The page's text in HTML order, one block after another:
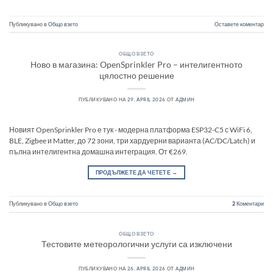
Публикувано вОбщо взето Оставете коментар
ОБЩО ВЗЕТО
Ново в магазина: OpenSprinkler Pro – интелигентното
цялостно решение
ПУБЛИКУВАНО НА 29. APRIL 2026 ОТАДМИН
Новият OpenSprinkler Pro е тук - модерна платформа ESP32-C5 с WiFi 6,
BLE, Zigbee и Matter, до 72 зони, три хардуерни варианта (AC/DC/Latch) и
пълна интелигентна домашна интеграция. От €269.
ПРОДЪЛЖЕТЕ ДА ЧЕТЕТЕ →
Публикувано вОбщо взето 2 Коментари
ОБЩО ВЗЕТО
Тестовите метеорологични услуги са изключени
ПУБЛИКУВАНО НА 26. APRIL 2026 ОТАДМИН